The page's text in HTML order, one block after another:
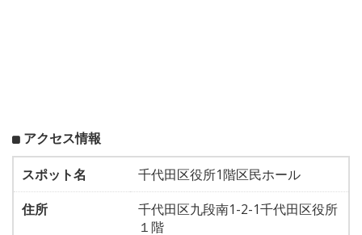
アクセス情報
スポット名
千代田区役所1階区民ホール
住所
千代田区九段南1-2-1千代田区役所
１階